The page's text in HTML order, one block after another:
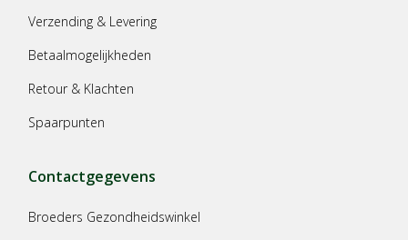
Verzending & Levering
Betaalmogelijkheden
Retour & Klachten
Spaarpunten
Contactgegevens
Broeders Gezondheidswinkel